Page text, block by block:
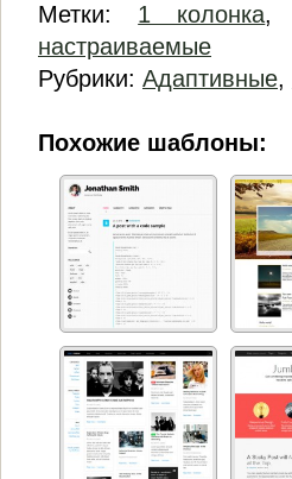
Метки: 1 колонка,
настраиваемые
Рубрики: Адаптивные,
Похожие шаблоны: